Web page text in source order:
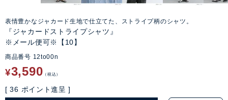
表情豊かなジャカード生地で仕立てた、ストライプ柄のシャツ。
『ジャカードストライプシャツ』
※メール便可※【10】
商品番号 12to00n
¥3,590 税込
[ 36 ポイント進呈 ]